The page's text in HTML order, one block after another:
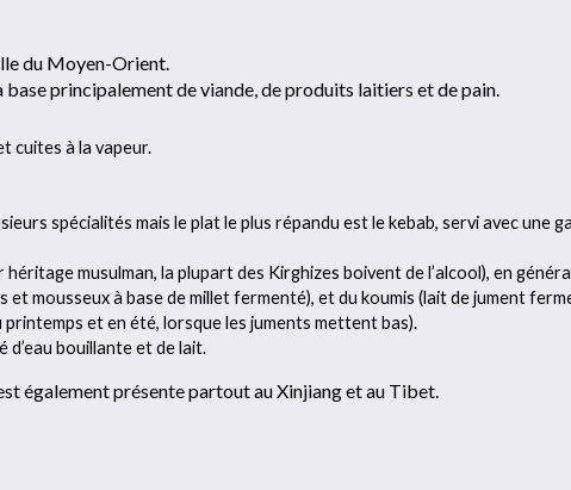
du Moyen-Orient.
base principalement de viande, de produits laitiers et de pain.
cuites à la vapeur.
spécialités mais le plat le plus répandu est le kebab, servi avec une
musulman, la plupart des Kirghizes boivent de l’alcool), en
et mousseux à base de millet fermenté), et du koumis (lait de jument
et en été, lorsque les juments mettent bas).
bouillante et de lait.
également présente partout au Xinjiang et au Tibet.